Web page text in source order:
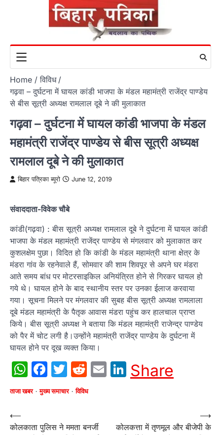
Home
विविध
गढ़वा – दुर्घटना में घायल कांडी भाजपा के मंडल महामंत्री राजेंद्र पाण्डेय
से बीस सूत्री अध्यक्ष रामलाल दूबे ने की मुलाकात
गढ़वा – दुर्घटना में घायल कांडी भाजपा के मंडल
महामंत्री राजेंद्र पाण्डेय से बीस सूत्री अध्यक्ष
रामलाल दूबे ने की मुलाकात
बिहार पत्रिका ब्यूरो June 12, 2019
संवाददाता-विवेक चौबे
कांडी(गढ़वा) : बीस सूत्री अध्यक्ष रामलाल दूबे ने दुर्घटना में घायल कांडी
भाजपा के मंडल महामंत्री राजेंद्र पाण्डेय से मंगलवार को मुलाकात कर
कुशलक्षेम पुछा। विदित हो कि कांडी के मंडल महामंत्री थाना क्षेत्र के
मंडरा गांव के रहनेवाले हैं, सोमवार की शाम शिवपूर से अपने घर मंडरा
आते समय बांध पर मोटरसाइकिल अनियंत्रित होने से गिरकर घायल हो
गये थे। घायल होने के बाद स्थानीय स्तर पर उनका ईलाज करवाया
गया। सूचना मिलने पर मंगलवार की सुबह बीस सूत्री अध्यक्ष रामलाला
दूबे मंडल महामंत्री के पैतृक आवास मंडरा पहुंच कर हालचाल प्राप्त
किये। बीस सूत्री अध्यक्ष ने बताया कि मंडल महामंत्री राजेन्द्र पाण्डेय
को पैर में चोट लगी है।उन्होंने महामंत्री राजेंद्र पाण्डेय के दुर्घटना में
घायल होने पर दूख व्यक्त किया।
WhatsApp
Facebook
Twitter
Reddit
EmailLinkedIn
Share
ताजा खबर मुख्य समाचार विविध
Post
navigation
⟵
कोलकाता पुलिस ने ममता बनर्जी
कोलकत्ता में तृणमूल और बीजेपी के
⟶